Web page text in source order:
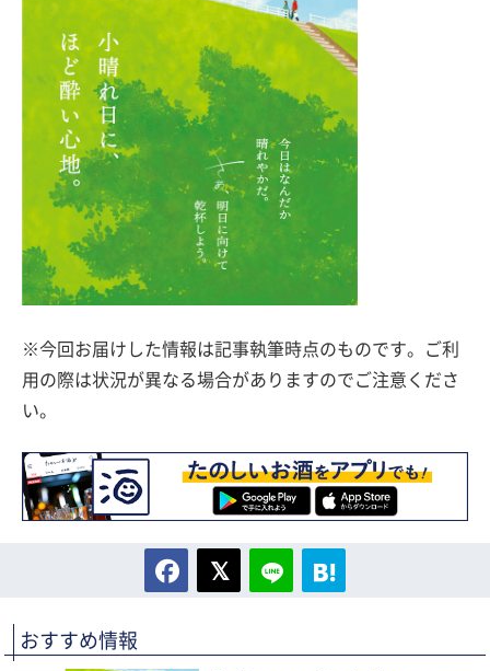
※今回お届けした情報は記事執筆時点のものです。ご利
用の際は状況が異なる場合がありますのでご注意くださ
い。
おすすめ情報